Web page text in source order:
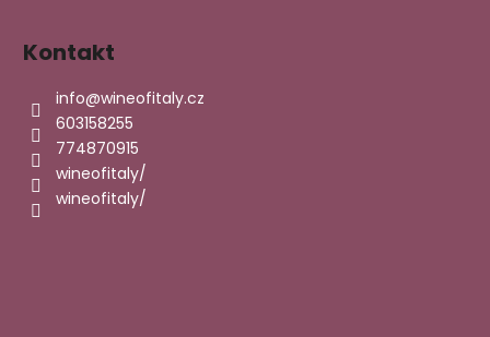
Kontakt
info@wineofitaly.cz
603158255
774870915
wineofitaly/
wineofitaly/